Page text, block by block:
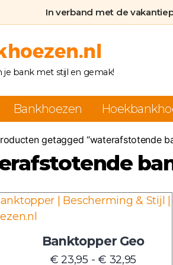
In verband met de
je bank met stijl en gemak!
Bankhoezen
getagged “waterafstotende
Banktopper Geo
€ 23,95 - € 32,95